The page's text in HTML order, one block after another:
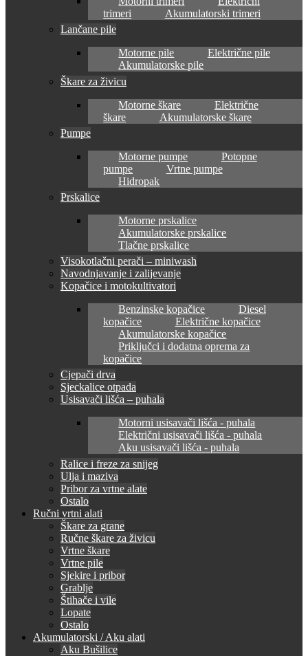
trimeri
Akumulatorski trimeri
Lančane pile
Motorne pile
Električne pile
Akumulatorske pile
Škare za živicu
Motorne škare
Električne
škare
Akumulatorske škare
Pumpe
Motorne pumpe
Potopne
pumpe
Vrtne pumpe
Hidropak
Prskalice
Motorne prskalice
Akumulatorske prskalice
Tlačne prskalice
Visokotlačni perači – miniwash
Navodnjavanje i zalijevanje
Kopačice i motokultivatori
Benzinske kopačice
Diesel
kopačice
Električne kopačice
Akumulatorske kopačice
Priključci i dodatna oprema za
kopačice
Cjepači drva
Sjeckalice otpada
Usisavači lišća – puhala
Motorni usisavači lišća - puhala
Električni usisavači lišća - puhala
Aku usisavači lišća - puhala
Ralice i freze za snijeg
Ulja i maziva
Pribor za vrtne alate
Ostalo
Ručni vrtni alati
Škare za grane
Ručne škare za živicu
Vrtne škare
Vrtne pile
Sjekire i pribor
Grablje
Štihače i vile
Lopate
Ostalo
Akumulatorski / Aku alati
Aku Bušilice